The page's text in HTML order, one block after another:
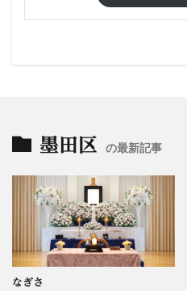
墨田区 の最新記事
なぎさ